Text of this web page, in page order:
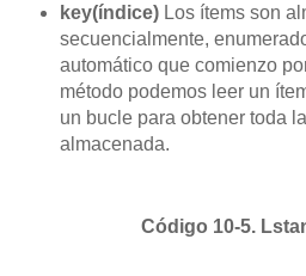
key(índice) Los ítems son
secuencialmente,
automático que comienzo
método podemos leer un
un bucle para obtener toda
almacenada.
Código 10-5.